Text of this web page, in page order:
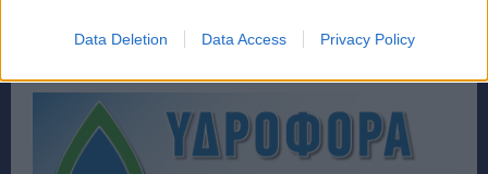
Data Deletion Data Access Privacy Policy